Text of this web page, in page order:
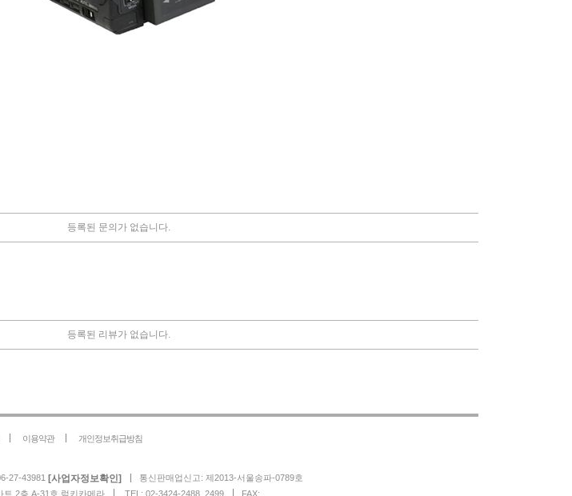
등록된 문의가 없습니다.
등록된 리뷰가 없습니다.
이용약관 개인정보취급방침
27-43981 [사업자정보확인]
통신판매업신고: 제2013-서울송파-0789호
트 2층 A-31호 럭키카메라
TEL: 02-3424-2488, 2499 FAX: